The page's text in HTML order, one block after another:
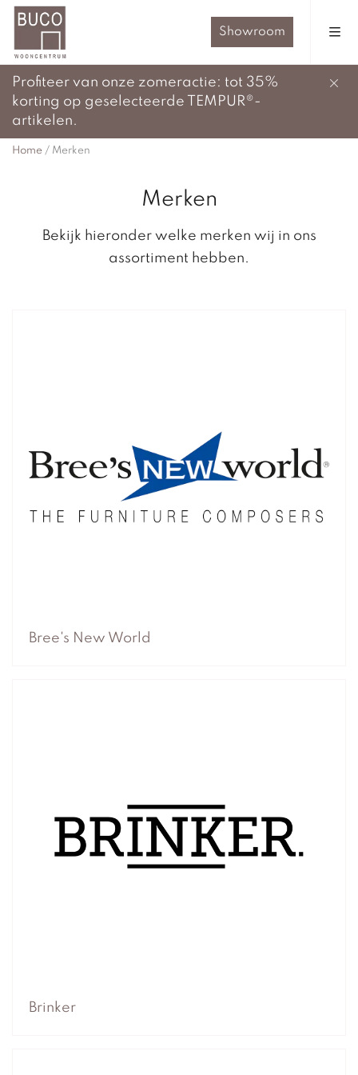
Showroom
Profiteer van onze zomeractie: tot 35%
korting op geselecteerde TEMPUR®-
artikelen.
Home / Merken
Merken
Bekijk hieronder welke merken wij in ons
assortiment hebben.
Bree's New World
Brinker